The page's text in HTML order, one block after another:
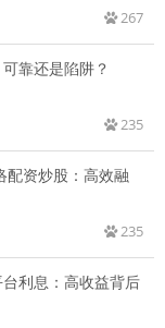
267
靠还是陷阱？
235
配资炒股：高效融
235
利息：高收益背后